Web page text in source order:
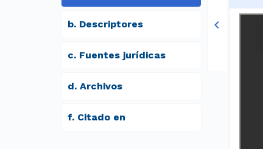
b. Descriptores
c. Fuentes jurídicas
d. archivos
f. Citado en